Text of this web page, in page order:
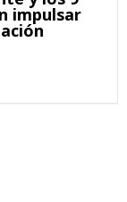
impulsar